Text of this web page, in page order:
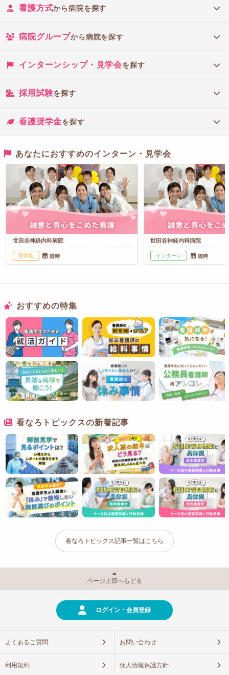
看護方式から病院を探す
病院グループから病院を探す
インターンシップ・見学会を探す
採用試験を探す
看護奨学金を探す
あなたにおすすめのインターン・見学会
世田谷神経内科病院
見学会 随時
世田谷神経内科病院
インターン 随時
おすすめの特集
看なろトピックスの新着記事
看なろトピックス記事一覧はこちら
ページ上部へもどる
ログイン・会員登録
よくあるご質問 お問い合わせ
利用規約 個人情報保護方針